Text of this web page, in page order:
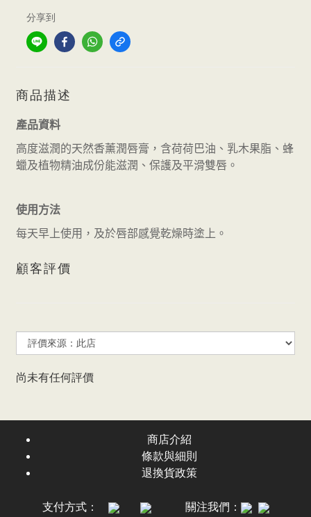
分享到
商品描述
產品資料
高度滋潤的天然香薰潤唇膏，含荷荷巴油、乳木果脂、蜂
蠟及植物精油成份能滋潤、保護及平滑雙唇。
使用方法
每天早上使用，及於唇部感覺乾燥時塗上。
顧客評價
尚未有任何評價
商店介紹
條款與細則
退換貨政策
支付方式： 關注我們：